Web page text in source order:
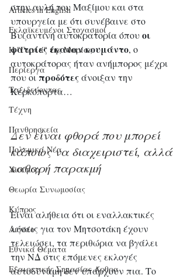
Articles in English
Εκλαϊκευμένοι Στοχασμοί
Η "Γωνιά" της Μαρίας
Περίεργα
Ταξιδεύοντας
Τέχνη
Πανθρησκεία
Πολεμικά Νέα
Χιούμορ
Θεωρία Συνωμοσίας
Κύπρος
Αιγαίο
Εθνικά Θέματα
Εξαιρετικής Σημασίας Άρθρα
στην αυλή του Μαξίμου και στα
υπουργεία με ότι συνέβαινε στο
Βυζαντινή αυτοκρατορία όπου οι
φατρίες έκαναν κουμάντο, ο
αυτοκράτορας ήταν ανήμπορος μέχρι
που οι προδότες άνοιξαν την
Κερκόπορτα…
Δεν είναι φθορά που μπορεί
κάποιος να διαχειριστεί, αλλά
καθαρή παρακμή
Είναι αλήθεια ότι οι εναλλακτικές
λύσεις για τον Μητσοτάκη έχουν
τελειώσει, τα περιθώρια να βγάλει
την ΝΔ στις επόμενες εκλογές
αυτοδύναμη δεν υπάρχουν πια. Το